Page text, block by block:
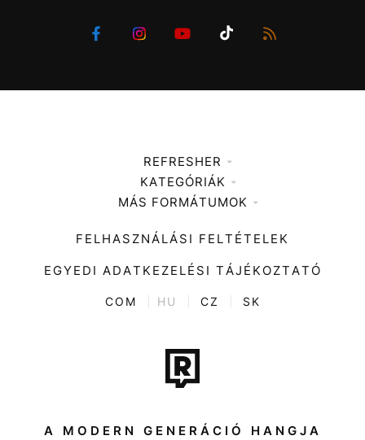
REFRESHER
Médiaajánlat
KATEGÓRIÁK
Zene
Divat
Kultúra
ENTR
Tech-Tudomány
Sport
Társadalom
MÁS FORMÁTUMOK
FELHASZNÁLÁSI FELTÉTELEK
EGYEDI ADATKEZELÉSI TÁJÉKOZTATÓ
COM HU CZ SK
A MODERN GENERÁCIÓ HANGJA